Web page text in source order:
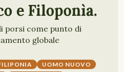
e Filoponìa.
porsi come punto di
globale
UOMO NUOVO